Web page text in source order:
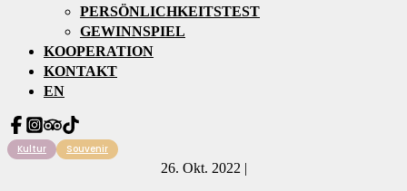
PERSÖNLICHKEITSTEST
GEWINNSPIEL
KOOPERATION
KONTAKT
EN
26. Okt. 2022 |
Kultur Souvenir